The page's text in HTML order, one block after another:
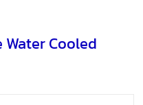
Cooled